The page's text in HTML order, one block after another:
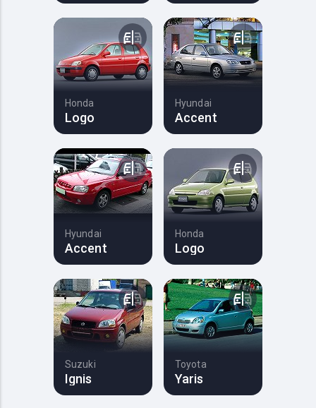
Honda
Logo
Hyundai
Accent
Hyundai
Accent
Honda
Logo
Suzuki
Ignis
Toyota
Yaris